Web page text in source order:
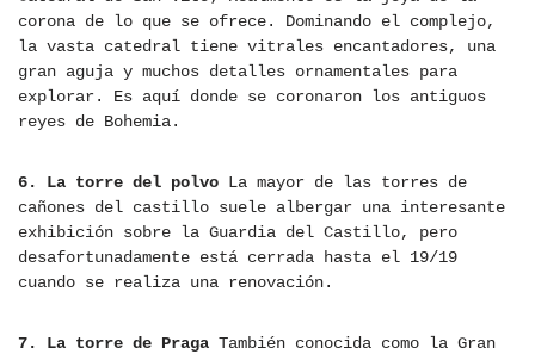
corona de lo que se ofrece. Dominando el complejo,
la vasta catedral tiene vitrales encantadores, una
gran aguja y muchos detalles ornamentales para
explorar. Es aquí donde se coronaron los antiguos
reyes de Bohemia.
6. La torre del polvo La mayor de las torres de
cañones del castillo suele albergar una interesante
exhibición sobre la Guardia del Castillo, pero
desafortunadamente está cerrada hasta el 19/19
cuando se realiza una renovación.
7. La torre de Praga También conocida como la Gran